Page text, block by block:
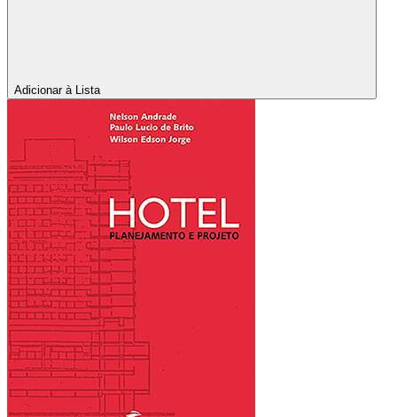
Adicionar à Lista